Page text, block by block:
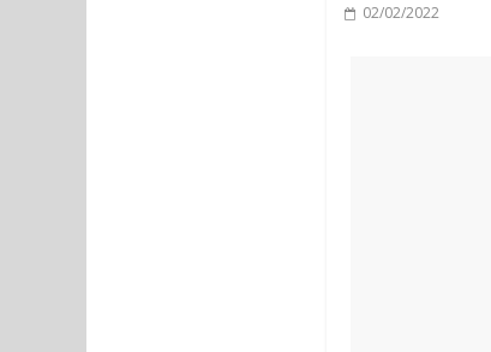
02/02/2022